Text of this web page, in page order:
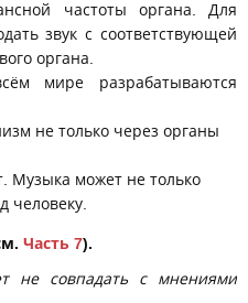
частоты органа. Для
звук с соответствующей
органа.
мире разрабатываются
не только через органы
Музыка может не только
человеку.
Часть 7).
не совпадать с мнениями